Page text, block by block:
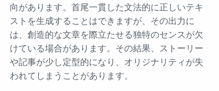
向があります。首尾一貫した文法的に正しいテキ
ストを生成することはできますが、その出力に
は、創造的な文章を際立たせる独特のセンスが欠
けている場合があります。その結果、ストーリー
や記事が少し定型的になり、オリジナリティが失
われてしまうことがあります。